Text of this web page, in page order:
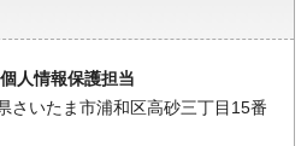
人情報保護担当
さいたま市浦和区高砂三丁目15番